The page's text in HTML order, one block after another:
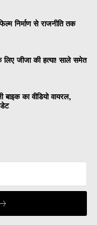
निर्माण से राजनीति तक
जीजा की हत्या! साले समेत
बाइक का वीडियो वायरल,